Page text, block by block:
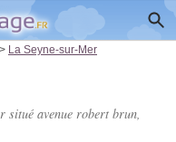
> La Seyne-sur-Mer
situé avenue robert brun,